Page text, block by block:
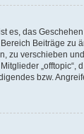
es, das
Beiträge zu
zu verschieben
„offtopic“,
bzw.